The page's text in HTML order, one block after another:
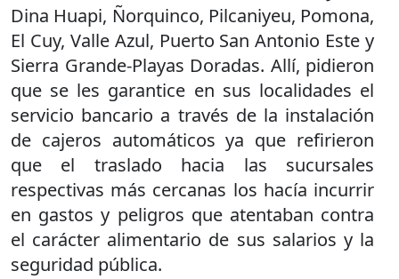
Dina Huapi, Ñorquinco, Pilcaniyeu, Pomona,
El Cuy, Valle Azul, Puerto San Antonio Este y
Sierra Grande-Playas Doradas. Allí, pidieron
que se les garantice en sus localidades el
servicio bancario a través de la instalación
de cajeros automáticos ya que refirieron
que el traslado hacia las sucursales
respectivas más cercanas los hacía incurrir
en gastos y peligros que atentaban contra
el carácter alimentario de sus salarios y la
seguridad pública.